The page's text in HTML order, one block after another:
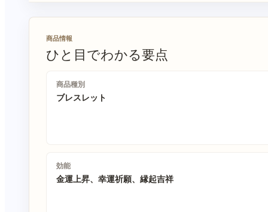
商品情報
ひと目でわかる要点
商品種別
ブレスレット
効能
金運上昇、幸運祈願、縁起吉祥